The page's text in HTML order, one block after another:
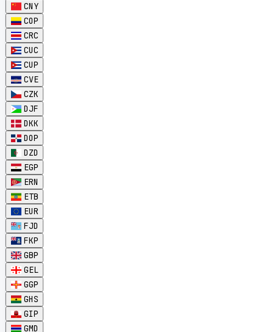
CNY
COP
CRC
CUC
CUP
CVE
CZK
DJF
DKK
DOP
DZD
EGP
ERN
ETB
EUR
FJD
FKP
GBP
GEL
GGP
GHS
GIP
GMD